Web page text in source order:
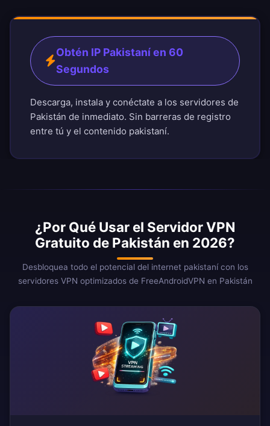
Obtén IP Pakistaní en 60
Segundos
Descarga, instala y conéctate a los servidores de
Pakistán de inmediato. Sin barreras de registro
entre tú y el contenido pakistaní.
¿Por Qué Usar el Servidor VPN
Gratuito de Pakistán en 2026?
Desbloquea todo el potencial del internet pakistaní con los
servidores VPN optimizados de FreeAndroidVPN en Pakistán